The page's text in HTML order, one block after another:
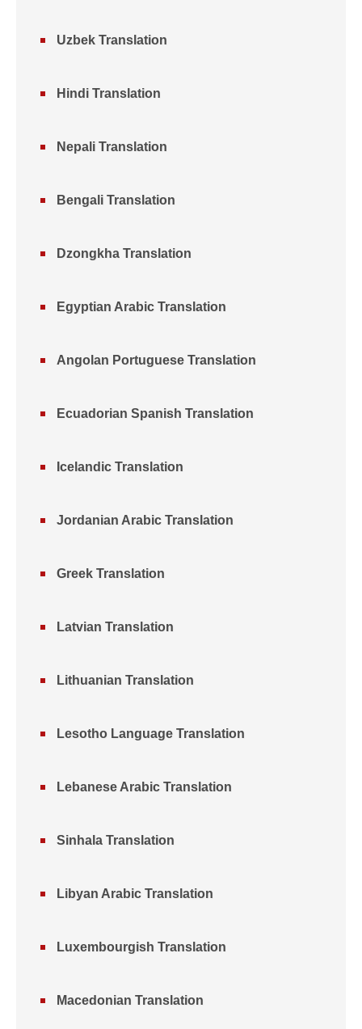
Uzbek Translation
Hindi Translation
Nepali Translation
Bengali Translation
Dzongkha Translation
Egyptian Arabic Translation
Angolan Portuguese Translation
Ecuadorian Spanish Translation
Icelandic Translation
Jordanian Arabic Translation
Greek Translation
Latvian Translation
Lithuanian Translation
Lesotho Language Translation
Lebanese Arabic Translation
Sinhala Translation
Libyan Arabic Translation
Luxembourgish Translation
Macedonian Translation